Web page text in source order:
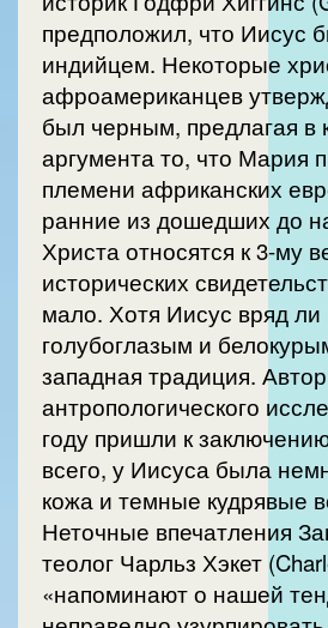
предположил, что Иисус
индийцем. Некоторые
афроамериканцев
был черным, предлагая в
аргумента то, что Мария
племени африканских
ранние из дошедших до
Христа относятся к 3-му
исторических
мало. Хотя Иисус вряд ли
голубоглазым и
западная традиция.
антропологического
году пришли к
всего, у Иисуса была
кожа и темные кудрявые
Неточные впечатления
теолог Чарльз Хэкет
«напоминают о нашей